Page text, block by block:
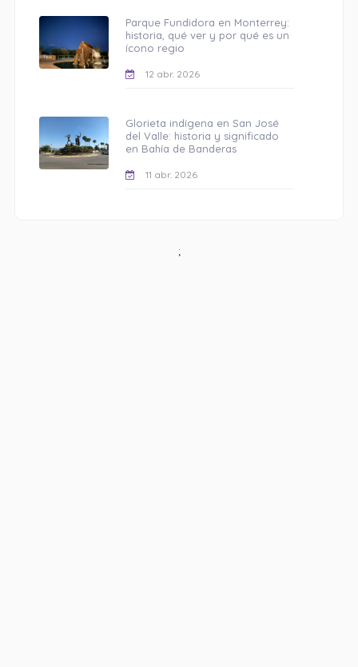
Parque Fundidora en Monterrey:
historia, qué ver y por qué es un
ícono regio
12 abr. 2026
Glorieta indígena en San José
del Valle: historia y significado
en Bahía de Banderas
11 abr. 2026
;